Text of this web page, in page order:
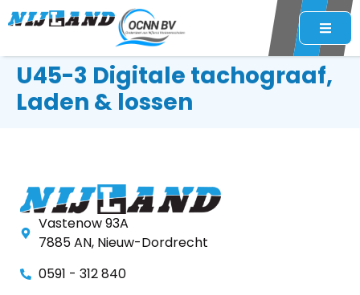
U45-3 Digitale tachograaf,
Laden & lossen
Vastenow 93A
7885 AN, Nieuw-Dordrecht
0591 - 312 840